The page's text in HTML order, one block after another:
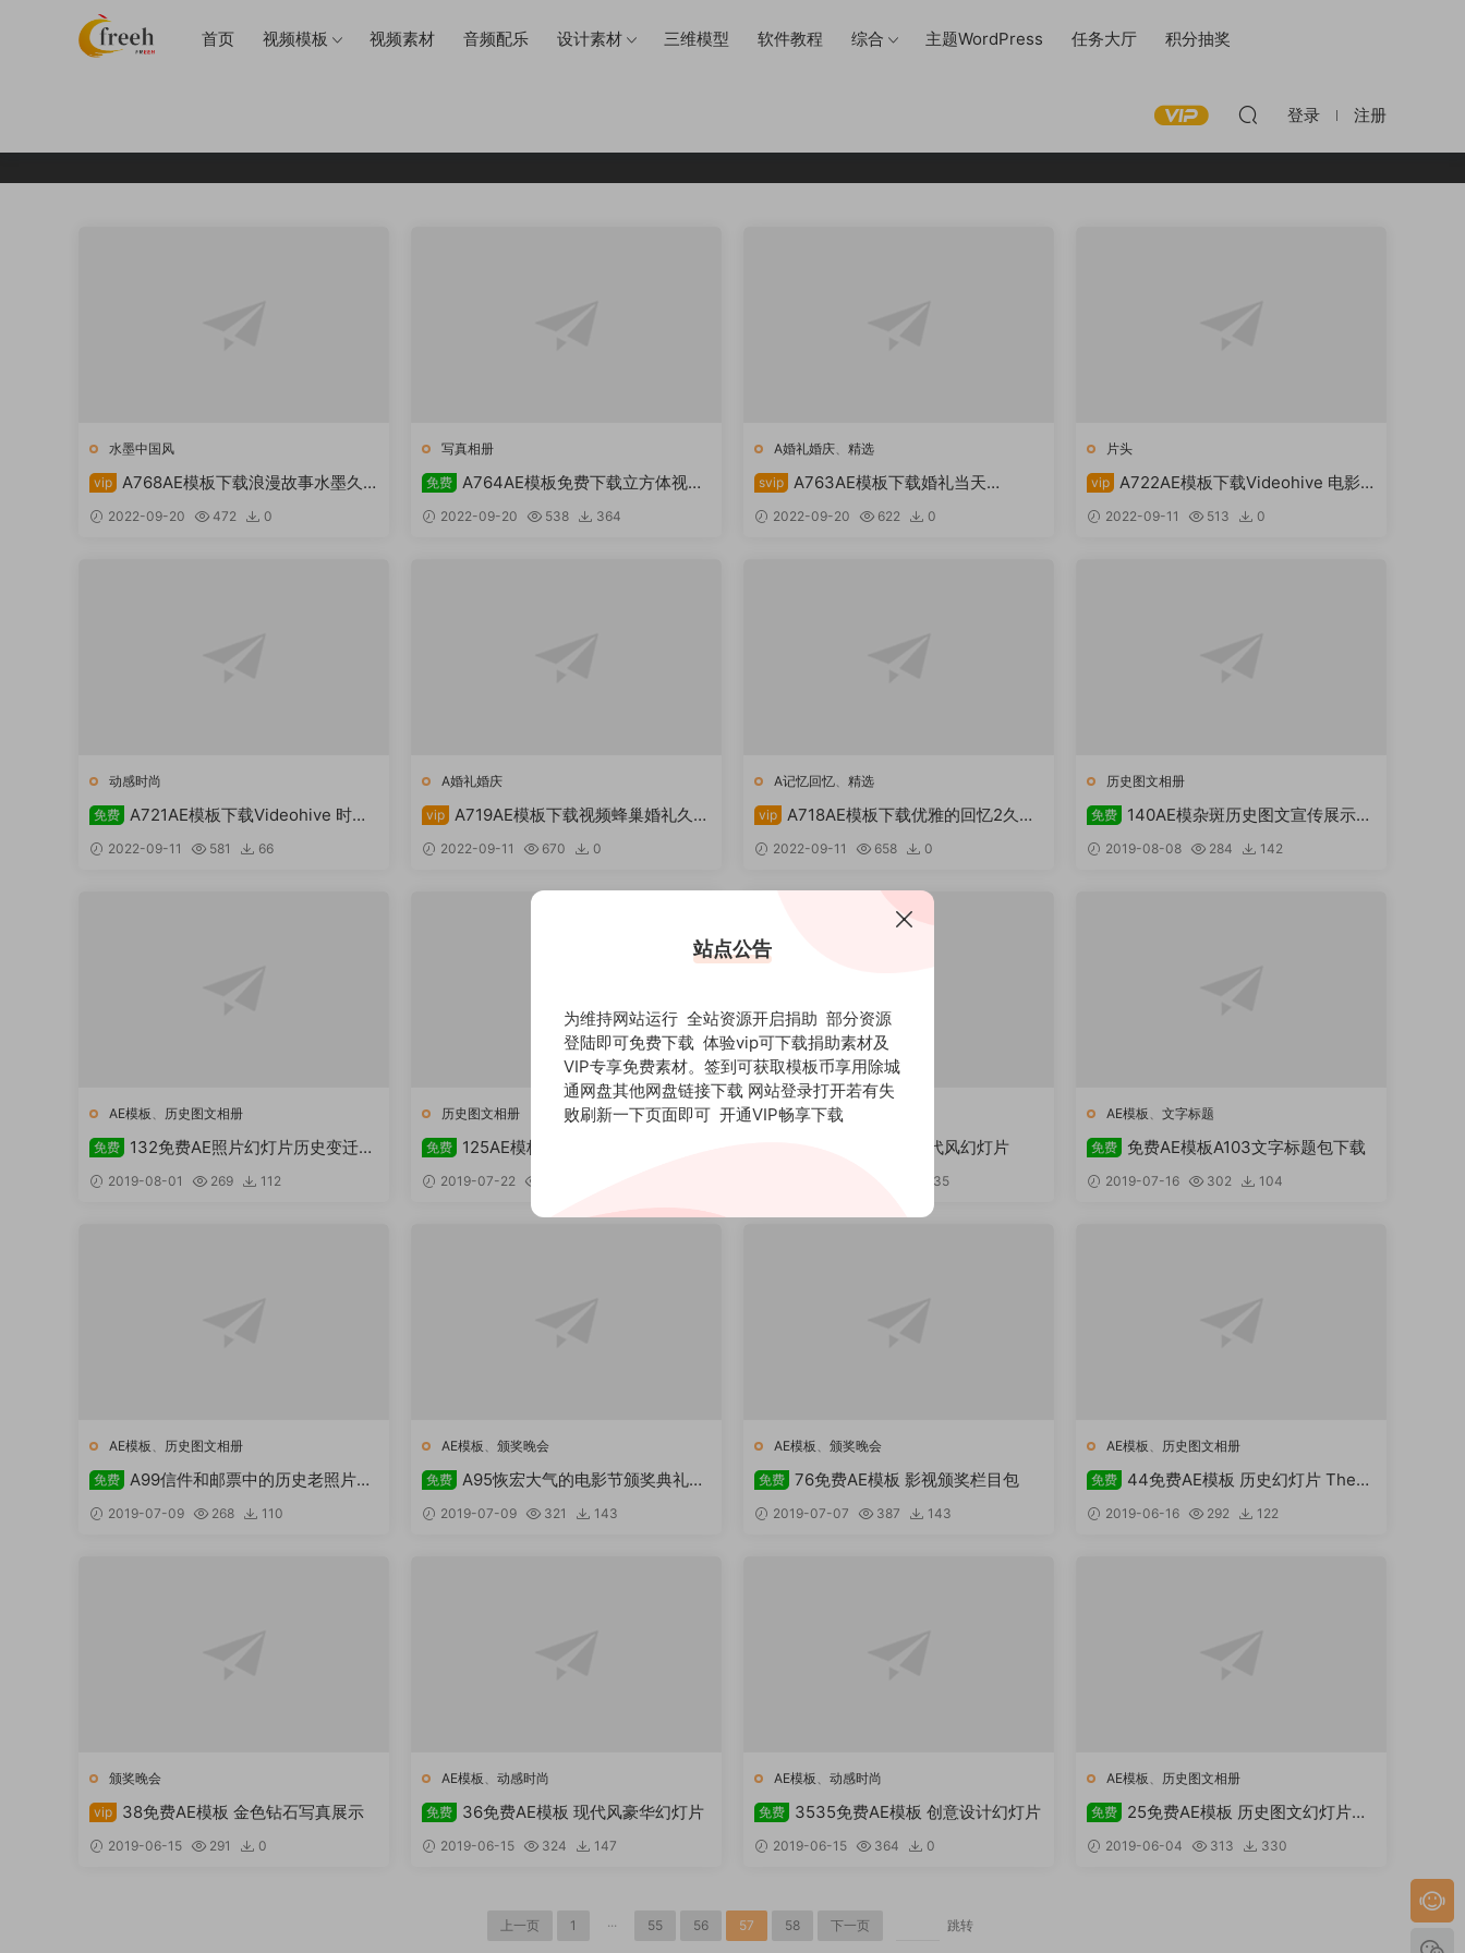
首页 视频模板 视频素材 音频配乐 设计素材 三维模型 软件教程 综合 主题WordPress 任务大厅 积分抽奖
登录 注册
水墨中国风
vip A768AE模板下载浪漫故事水墨久
2022-09-20 472 0
写真相册
免费 A764AE模板免费下载立方体视频
2022-09-20 538 364
A婚礼婚庆、 精选
svip A763AE模板下载婚礼当天
下载2022-09-20 622 0
片头
vip A722AE模板下载Videohive 电影
载 2022-09-11 513 0
动感时尚
免费 A721AE模板下载Videohive 时尚
freehpcg下载
2022-09-11 581 66
A婚礼婚庆
vip A719AE模板下载视频蜂巢婚礼久爱
2022-09-11 670 0
A记忆回忆、 精选
vip A718AE模板下载优雅的回忆2久爱
2022-09-11 658 0
历史图文相册
免费
140AE模杂斑历史图文宣传展示模
2019-08-08 284 142
AE模板、 历史图文相册
免费
132免费AE照片幻灯片历史变迁幻
2019-08-01 269 112
历史图文相册
免费
125AE模板 历史变迁幻灯片
2019-07-22
AE模板、动感时尚
113免费AE模板 现代风幻灯片
135
AE模板、 文字标题
免费 免费AE模板A103文字标题包下载
2019-07-16 302 104
AE模板、 历史图文相册
免费 A99信件和邮票中的历史老照片展
2019-07-09 268 110
AE模板、 颁奖晚会
免费 A95恢宏大气的电影节颁奖典礼包
2019-07-09 321 143
AE模板、 颁奖晚会
免费 76免费AE模板 影视颁奖栏目包
2019-07-07 387 143
AE模板、 历史图文相册
免费
44免费AE模板 历史幻灯片 The
2019-06-16 292 122
颁奖晚会
vip 38免费AE模板 金色钻石写真展示
2019-06-15 291 0
AE模板、 动感时尚
免费 36免费AE模板 现代风豪华幻灯片
2019-06-15 324 147
AE模板、 动感时尚
免费 3535免费AE模板 创意设计幻灯片
2019-06-15 364 0
AE模板、 历史图文相册
免费
25免费AE模板 历史图文幻灯片
2019-06-04 313 330
上一页 1 ··· 55 56 57 58 下一页 跳转
站点公告
为维持网站运行 全站资源开启捐助 部分资源
登陆即可免费下载 体验vip可下载捐助素材及
VIP专享免费素材。签到可获取模板币享用除城
通网盘其他网盘链接下载 网站登录打开若有失
败刷新一下页面即可 开通VIP畅享下载